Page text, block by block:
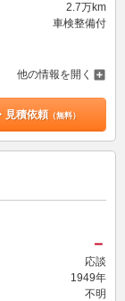
2.7万km
車検整備付
他の情報を開く
見積依頼（無料）
－
応談
1949年
不明